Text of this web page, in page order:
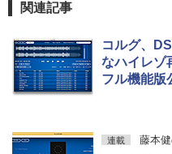
関連記事
コルグ、
なハイレゾ
フル機能版
連載 藤本